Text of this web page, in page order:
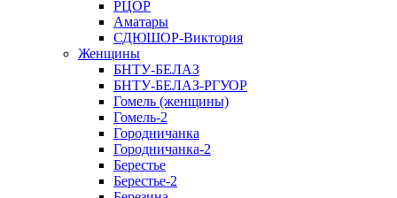
РЦОР
Аматары
СДЮШОР-Виктория
Женщины
БНТУ-БЕЛАЗ
БНТУ-БЕЛАЗ-РГУОР
Гомель (женщины)
Гомель-2
Городничанка
Городничанка-2
Берестье
Берестье-2